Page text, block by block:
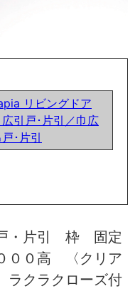
リビングドア
広引戸･片引／巾広
戸･片引
・片引 枠 固定
００高 〈クリア
クラクローズ付